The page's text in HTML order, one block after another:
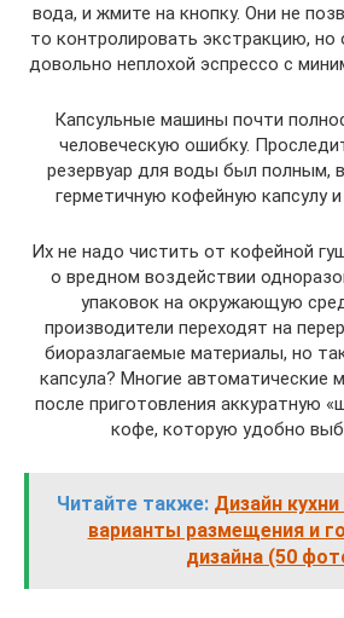
вода, и жмите на кнопку. Они не
то контролировать экстракцию, но
довольно неплохой эспрессо с
Капсульные машины почти
человеческую ошибку.
резервуар для воды был полным,
герметичную кофейную капсулу
Их не надо чистить от кофейной
о вредном воздействии
упаковок на окружающую
производители переходят на
биоразлагаемые материалы, но
капсула? Многие автоматические
после приготовления аккуратную
кофе, которую удобно
Читайте также: Дизайн
варианты размещения и
дизайна (50